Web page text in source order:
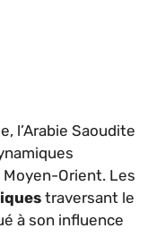
l’Arabie Saoudite
Orient. Les
traversant le
à son influence